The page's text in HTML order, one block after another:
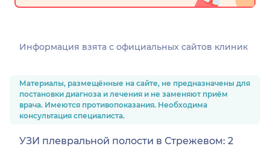
Информация взята c официальных сайтов клиник
Материалы, размещённые на сайте, не предназначены для
постановки диагноза и лечения и не заменяют приём
врача. Имеются противопоказания. Необходима
консультация специалиста.
УЗИ плевральной полости в Стрежевом: 2